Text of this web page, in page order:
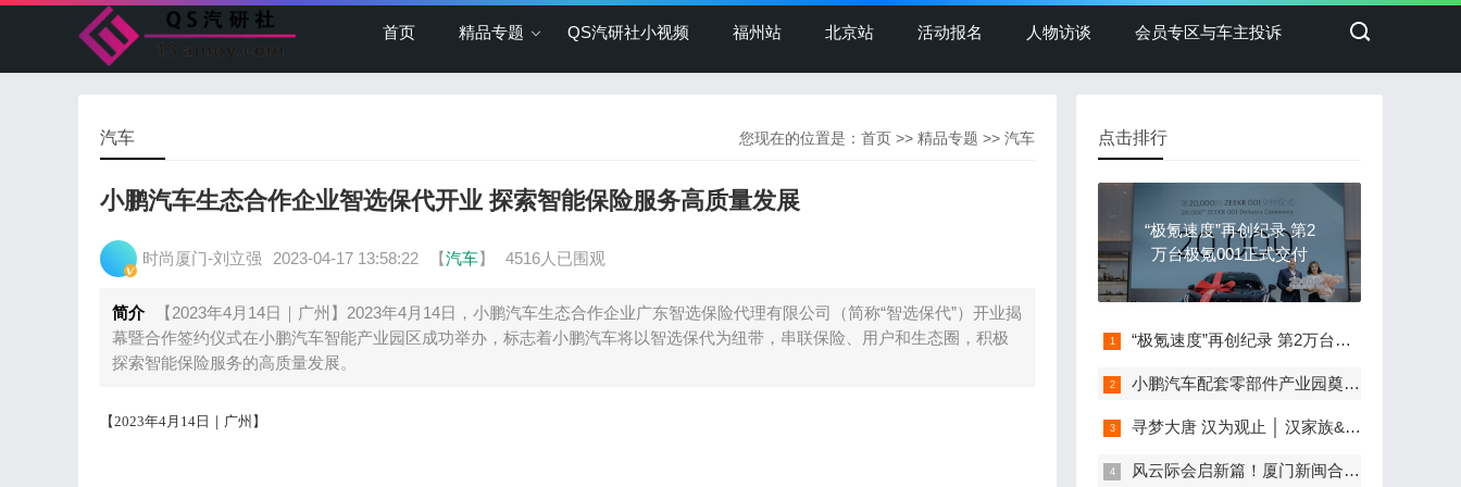
首页 精品专题 QS汽研社小视频 福州站 北京站 活动报名 人物访谈 会员专区与车主投诉
您现在的位置是： 首页 >> 精品专题 >> 汽车
汽车
小鹏汽车生态合作企业智选保代开业 探索智能保险服务高质量发展
时尚厦门-刘立强 2023-04-17 13:58:22 【汽车】 4516人已围观
简介
【2023年4月14日｜广州】2023年4月14日，小鹏汽车生态合作企业广东智选保险代理有限公司（简称“智选保代”）开业揭
幕暨合作签约仪式在小鹏汽车智能产业园区成功举办，标志着小鹏汽车将以智选保代为纽带，串联保险、用户和生态圈，积极
探索智能保险服务的高质量发展。
【2023年4月14日｜广州】
点击排行
“极氪速度”再创纪录 第2
万台极氪001正式交付
“极氪速度”再创纪录 第2万台极氪001正式交付
小鹏汽车配套零部件产业园奠基，打造世界级新能源智能汽车集群
寻梦大唐 汉为观止 │ 汉家族&2022款唐EV新车上市发布会，敬请期待！
风云际会启新篇！厦门新闽合奇瑞风云体验中心盛大开业